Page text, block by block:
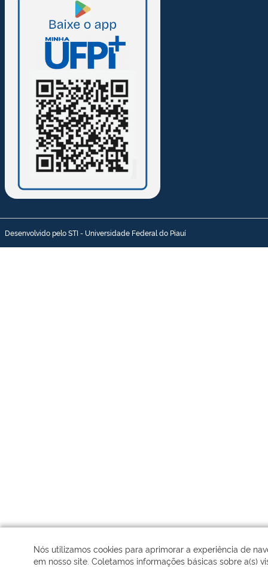
Desenvolvido pelo STI - Universidade Federal do Piauí
Nós utilizamos cookies para aprimorar a experiência de
em nosso site. Coletamos informações básicas sobre a(s)